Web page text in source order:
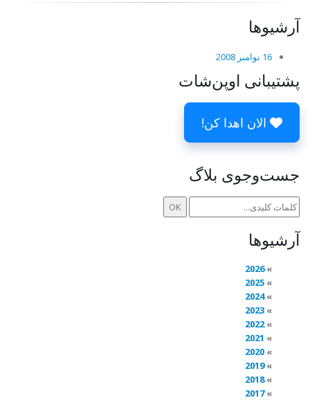
آرشیوها
16 نوامبر 2008
پشتیبانی اوپن‌شات
الان اهدا کن!
جست‌وجوی بلاگ
آرشیوها
2026
2025
2024
2023
2022
2021
2020
2019
2018
2017